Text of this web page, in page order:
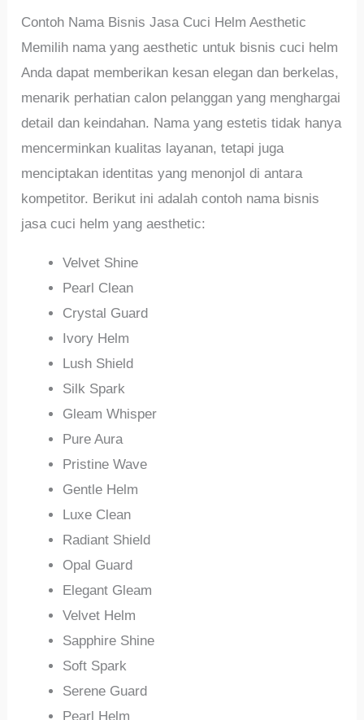
Contoh Nama Bisnis Jasa Cuci Helm Aesthetic
Memilih nama yang aesthetic untuk bisnis cuci helm
Anda dapat memberikan kesan elegan dan berkelas,
menarik perhatian calon pelanggan yang menghargai
detail dan keindahan. Nama yang estetis tidak hanya
mencerminkan kualitas layanan, tetapi juga
menciptakan identitas yang menonjol di antara
kompetitor. Berikut ini adalah contoh nama bisnis
jasa cuci helm yang aesthetic:
Velvet Shine
Pearl Clean
Crystal Guard
Ivory Helm
Lush Shield
Silk Spark
Gleam Whisper
Pure Aura
Pristine Wave
Gentle Helm
Luxe Clean
Radiant Shield
Opal Guard
Elegant Gleam
Velvet Helm
Sapphire Shine
Soft Spark
Serene Guard
Pearl Helm